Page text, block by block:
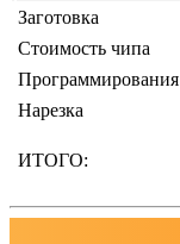
Заготовка
Стоимость чипа
Программирования
Нарезка
ИТОГО: